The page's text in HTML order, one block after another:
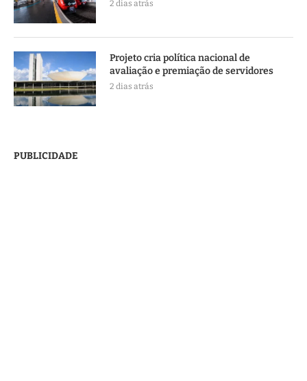
2 dias atrás
Projeto cria política nacional de
avaliação e premiação de servidores
2 dias atrás
PUBLICIDADE